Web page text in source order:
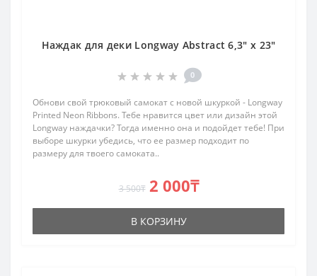
Наждак для деки Longway Abstract 6,3" x 23"
0
Обнови свой трюковый самокат с новой шкуркой - Longway
Printed Neon Ribbons. Тебе нравится цвет или дизайн этой
Longway наждачки? Тогда именно она и подойдет тебе! При
выборе шкурки убедись, что ее размер подходит по
размеру для твоего самоката..
3 500₸ 2 000₸
В КОРЗИНУ